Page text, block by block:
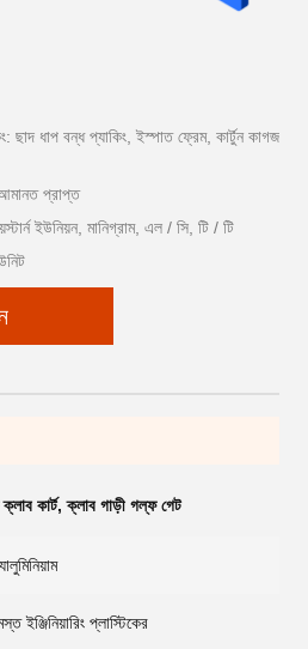
ছাদ ধাপ বন্ধ প্যাকিং, ইস্পাত ফ্রেম, কার্টুন কাগজ
প্রাপ্ত
ইউনিয়ন, মানিগ্রাম, এল / সি, টি / টি
কার্ট,ক্লাব গাড়ী গল্ফ গেট
ইঞ্জিনিয়ারিং প্লাস্টিকের